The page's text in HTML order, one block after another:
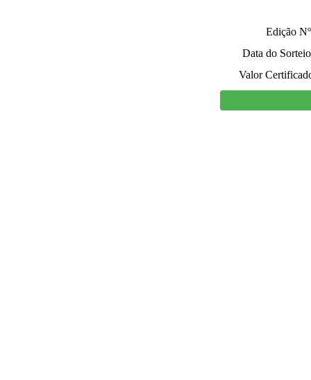
Edição
Data do
Valor